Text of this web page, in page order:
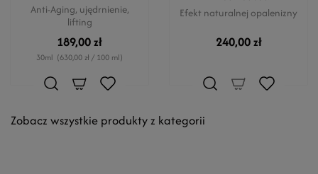
Anti-Aging, ujędrnienie,
lifting
189,00 zł
30ml (630,00 zł / 100 ml)
Efekt naturalnej opalenizny
240,00 zł
Zobacz wszystkie produkty z kategorii